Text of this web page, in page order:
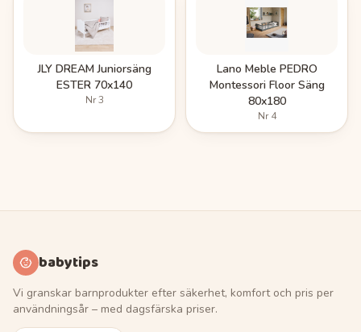
JLY DREAM Juniorsäng
ESTER 70x140
Nr3
Lano Meble PEDRO
Montessori Floor Säng
80x180
Nr4
babytips
Vi granskar barnprodukter efter säkerhet, komfort och pris per
användningsår – med dagsfärska priser.